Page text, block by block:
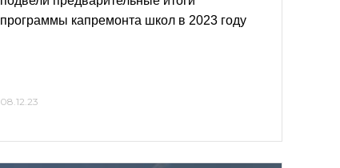
программы капремонта школ в 2023 году
08.12.23